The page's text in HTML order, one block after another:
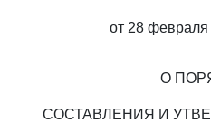
от 28 февраля
О
СОСТАВЛЕНИЯ И